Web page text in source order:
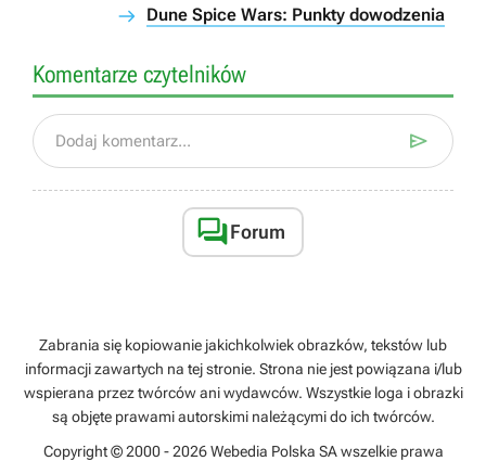
Dune Spice Wars: Punkty dowodzenia
Komentarze czytelników
Dodaj komentarz... 
Forum
Zabrania się kopiowanie jakichkolwiek obrazków, tekstów lub
informacji zawartych na tej stronie. Strona nie jest powiązana i/lub
wspierana przez twórców ani wydawców. Wszystkie loga i obrazki
są objęte prawami autorskimi należącymi do ich twórców.
Copyright © 2000 - 2026 Webedia Polska SA wszelkie prawa